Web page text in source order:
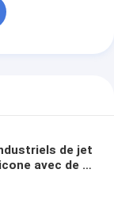
de jet
avec de la